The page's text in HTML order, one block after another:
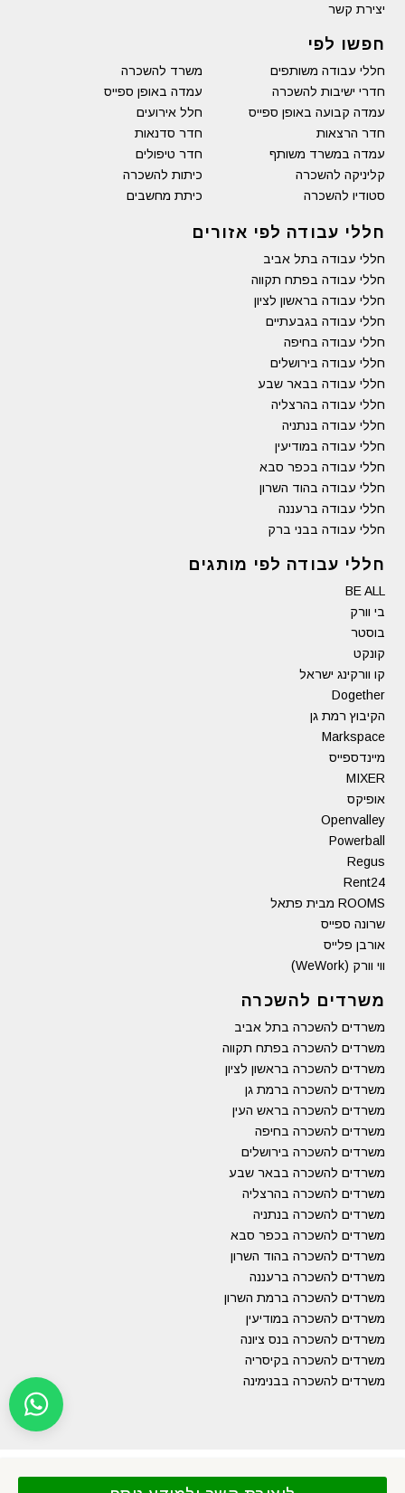
יצירת קשר
חפשו לפי
חללי עבודה משותפים
משרד להשכרה
חדרי ישיבות להשכרה
עמדה באופן ספייס
עמדה קבועה באופן ספייס
חלל אירועים
חדר הרצאות
חדר סדנאות
עמדה במשרד משותף
חדר טיפולים
קליניקה להשכרה
כיתות להשכרה
סטודיו להשכרה
כיתת מחשבים
חללי עבודה לפי אזורים
חללי עבודה בתל אביב
חללי עבודה בפתח תקווה
חללי עבודה בראשון לציון
חללי עבודה בגבעתיים
חללי עבודה בחיפה
חללי עבודה בירושלים
חללי עבודה בבאר שבע
חללי עבודה בהרצליה
חללי עבודה בנתניה
חללי עבודה במודיעין
חללי עבודה בכפר סבא
חללי עבודה בהוד השרון
חללי עבודה ברעננה
חללי עבודה בבני ברק
חללי עבודה לפי מותגים
BE ALL
בי וורק
בוסטר
קונקט
קו וורקינג ישראל
Dogether
הקיבוץ רמת גן
Markspace
מיינדספייס
MIXER
אופיקס
Openvalley
Powerball
Regus
Rent24
ROOMS מבית פתאל
שרונה ספייס
אורבן פלייס
ווי וורק (WeWork)
משרדים להשכרה
משרדים להשכרה בתל אביב
משרדים להשכרה בפתח תקווה
משרדים להשכרה בראשון לציון
משרדים להשכרה ברמת גן
משרדים להשכרה בראש העין
משרדים להשכרה בחיפה
משרדים להשכרה בירושלים
משרדים להשכרה בבאר שבע
משרדים להשכרה בהרצליה
משרדים להשכרה בנתניה
משרדים להשכרה בכפר סבא
משרדים להשכרה בהוד השרון
משרדים להשכרה ברעננה
משרדים להשכרה ברמת השרון
משרדים להשכרה במודיעין
משרדים להשכרה בנס ציונה
משרדים להשכרה בקיסריה
משרדים להשכרה בבנימינה